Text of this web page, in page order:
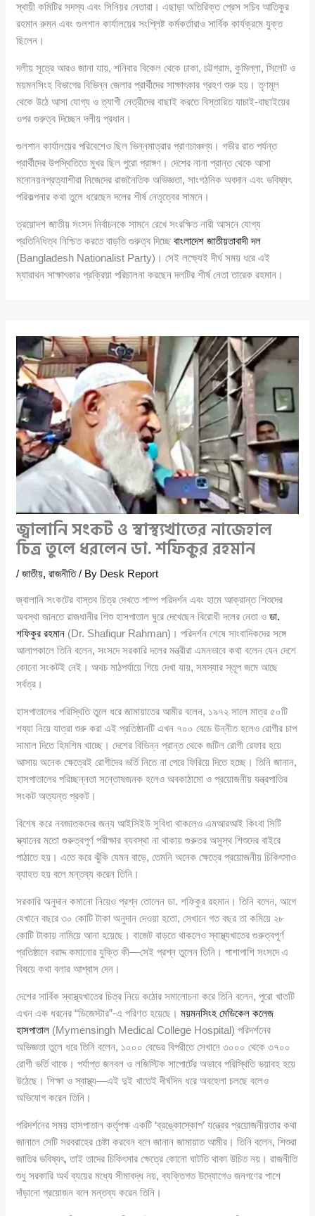
স্থায়ী কমিটির সদস্য এবং সিনিয়র নেতারা। এছাড়া অতিরিক্ত প্রেস সচিব আতিকুর
রহমান রুমন এবং গুলশান কার্যালয়ের সংশ্লিষ্ট কর্মকর্তারাও সার্বিক কার্যক্রমে যুক্ত
ছিলেন।
দলীয় সূত্রে আরও জানা যায়, শনিবার বিকেল থেকে ঢাকা, চট্টগ্রাম, কুমিল্লা, সিলেট ও
ময়মনসিংহ বিভাগের বিভিন্ন জেলার প্রার্থীদের সাক্ষাৎকার গ্রহণ শুরু হয়। তৃণমূল
থেকে উঠে আসা যোগ্য ও ত্যাগী নেত্রীদের বাছাই করতে বিস্তারিত যাচাই-বাছাইয়ের
ওপর গুরুত্ব দিচ্ছেন দলীয় প্রধান।
গুলশান কার্যালয়ের পরিবেশেও ছিল ভিন্নমাত্রার প্রাণচাঞ্চল্য। গভীর রাত পর্যন্ত
প্রার্থীদের উপস্থিতিতে মুখর ছিল পুরো প্রাঙ্গণ। দেশের নানা প্রান্ত থেকে আসা
মনোনয়নপ্রত্যাশীরা নিজেদের রাজনৈতিক অভিজ্ঞতা, সাংগঠনিক অবদান এবং ভবিষ্যৎ
পরিকল্পনার কথা তুলে ধরেছেন দলের শীর্ষ নেতৃত্বের সামনে।
ত্রয়োদশ জাতীয় সংসদ নির্বাচনকে সামনে রেখে সংরক্ষিত নারী আসনে যোগ্য
প্রতিনিধিত্ব নিশ্চিত করতে বাড়তি গুরুত্ব দিচ্ছেবাংলাদেশ জাতীয়তাবাদী দল
(Bangladesh Nationalist Party)। সেই লক্ষ্যেই দীর্ঘ সময় ধরে এই
ম্যারাথন সাক্ষাৎকার প্রক্রিয়া পরিচালনা করছেন দলটির শীর্ষ নেতা তারেক রহমান।
জ্বালানি সংকট ও স্বাস্থ্যখাতের নাজেহাল
চিত্র তুলে ধরলেন ডা. শফিকুর রহমান
/জাতীয়,রাজনীতি/ By Desk Report
জ্বালানি সংকটের বাস্তব চিত্র দেখতে পাম্প পরিদর্শন এবং হামে আক্রান্ত শিশুদের
অবস্থা জানতে রাজধানীর শিশু হাসপাতাল ঘুরে দেখেছেন বিরোধী দলের নেতা ওডা.
শফিকুর রহমান (Dr. Shafiqur Rahman)। পরিদর্শন শেষে সাংবাদিকদের সঙ্গে
আলাপকালে তিনি বলেন, সংসদে সরকারি দলের মন্ত্রীরা এমনভাবে কথা বলেন যেন দেশে
কোনো সংকটই নেই। অথচ মাঠপর্যায়ে গিয়ে দেখা যায়, সমস্যার স্তূপ জমে আছে
সর্বত্র।
হাসপাতালের পরিস্থিতি তুলে ধরে জামায়াতের আমীর বলেন, ১৯৭২ সালে মাত্র ৫০টি
শয্যা নিয়ে যাত্রা শুরু করা এই প্রতিষ্ঠানটি এখন ৭০০ বেডে উন্নীত হলেও রোগীর চাপ
সামাল দিতে হিমশিম খাচ্ছে। দেশের বিভিন্ন প্রান্ত থেকে জটিল রোগী রেফার হয়ে
আসায় অনেক ক্ষেত্রেই রোগীদের ভর্তি নিতে না পেরে ফিরিয়ে দিতে হচ্ছে। তিনি জানান,
হাসপাতালের পরিচ্ছন্নতা সন্তোষজনক হলেও অবকাঠামো ও প্রয়োজনীয় যন্ত্রপাতির
সংকট অত্যন্ত প্রকট।
বিশেষ করে নবজাতকদের জন্য আইসিইউ সুবিধা থাকলেও এমআরআই কিংবা সিটি
স্ক্যানের মতো গুরুত্বপূর্ণ পরীক্ষার ব্যবস্থা না থাকায় গুরুতর অসুস্থ শিশুদের বাইরে
পাঠাতে হয়। এতে করে ঝুঁকি যেমন বাড়ে, তেমনি অনেক ক্ষেত্রে প্রয়োজনীয় চিকিৎসাও
ব্যাহত হয় বলে মন্তব্য করেন তিনি।
সরকারি অনুদান কমানো নিয়েও প্রশ্ন তোলেন ডা. শফিকুর রহমান। তিনি বলেন, আগে
যেখানে বছরে ৩০ কোটি টাকা অনুদান দেওয়া হতো, সেখানে গত বছর তা কমিয়ে ২৮
কোটি টাকায় নামিয়ে আনা হয়েছে। বাজেট বাড়তে থাকলেও স্বাস্থ্যখাতের গুরুত্বপূর্ণ
প্রতিষ্ঠানে বরাদ্দ কমানোর যুক্তি কী—সেই প্রশ্ন তুলেন তিনি। পাশাপাশি সংসদে এ
বিষয়ে কথা বলার আশ্বাস দেন।
দেশের সার্বিক স্বাস্থ্যখাতের চিত্র নিয়ে কঠোর সমালোচনা করে তিনি বলেন, পুরো খাতটি
এখন এক ধরনের “ডিজেস্টার”-এ পরিণত হয়েছে।ময়মনসিংহ মেডিকেল কলেজ
হাসপাতাল (Mymensingh Medical College Hospital) পরিদর্শনের
অভিজ্ঞতা তুলে ধরে তিনি বলেন, ১০০০ বেডের বিপরীতে সেখানে ৩০০০ থেকে ৩৭০০
রোগী ভর্তি থাকে। পর্যাপ্ত জনবল ও লজিস্টিক সাপোর্টের অভাবে পরিস্থিতি ভয়াবহ হয়ে
উঠেছে। শিক্ষা ও স্বাস্থ্য—এই দুই খাতেই দীর্ঘদিন ধরে অবহেলা চলছে বলেও
অভিযোগ করেন তিনি।
পরিদর্শনের সময় হাসপাতাল কর্তৃপক্ষ একটি ‘ব্রঙ্কোস্কোপ’ যন্ত্রের প্রয়োজনীয়তার কথা
জানালে সেটি সরবরাহের চেষ্টা করবেন বলে জানান জামায়াত আমীর। তিনি বলেন, শিশুরা
জাতির ভবিষ্যৎ, তাই তাদের চিকিৎসার ক্ষেত্রে কোনো ঘাটতি থাকা উচিত নয়। রাজনীতি
শুধু সরকারি অর্থ ব্যয়ের মধ্যে সীমাবদ্ধ নয়, ব্যক্তিগত উদ্যোগেও জনগণের পাশে
দাঁড়ানো প্রয়োজন বলে মন্তব্য করেন তিনি।